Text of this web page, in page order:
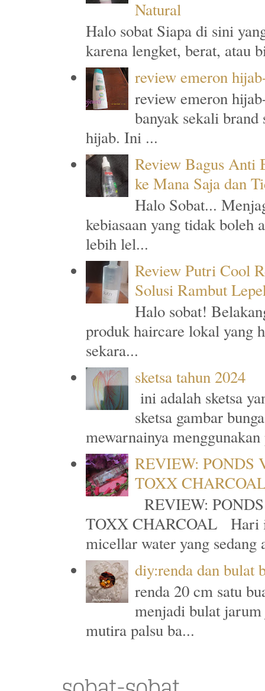
Natural
Halo sobat Siapa di sini
karena lengket, berat, atau
review emeron
review emeron
banyak sekali
hijab. Ini ...
Review Bagus Anti
ke Mana Saja dan
Halo Sobat...
kebiasaan yang tidak boleh
lebih lel...
Review Putri Cool
Solusi Rambut
Halo sobat!
produk haircare lokal yang
sekara...
sketsa tahun 2024
ini adalah sketsa
sketsa gambar
mewarnainya
REVIEW:
TOXX
REVIEW:
TOXX CHARCOAL Hari
micellar water yang sedang
diy:renda dan bulat
renda 20 cm satu
menjadi bulat
mutira palsu ba...